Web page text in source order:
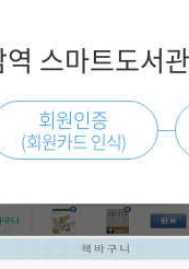
스마트도서
회원인증
(회원카드 인식)